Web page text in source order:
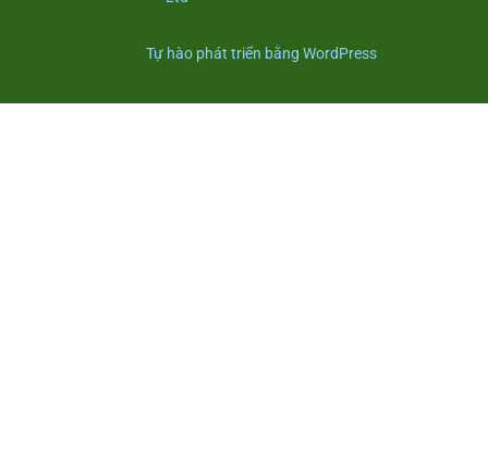
Tự hào phát triển bằng WordPress